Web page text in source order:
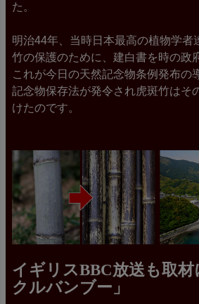
た。
明治44年、当時日本最高の植物学者
竹の保護のために、建白書を時の政
これが今日の天然記念物条例発布の
記念物保存法が発令され虎斑竹はそ
けたのです。
イギリスBBC放送も取材
クルバンブー」